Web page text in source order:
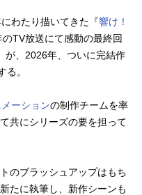
わたり描いてきた『響け！
TV放送にて感動の最終回
が、2026年、ついに完結作
る。
ーションの制作チームを率
共にシリーズの要を担って
のブラッシュアップはもち
たに執筆し、新作シーンも